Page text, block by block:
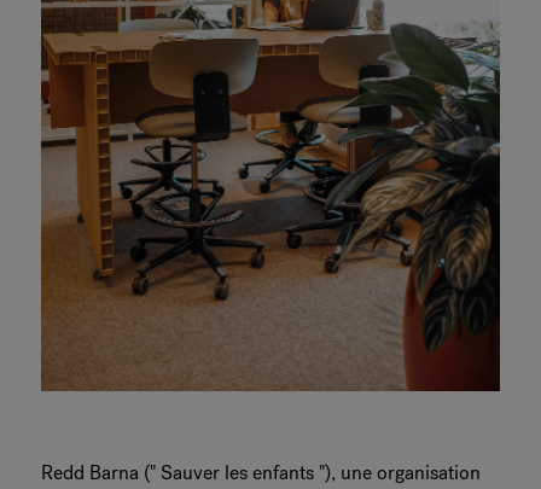
Redd Barna (" Sauver les enfants "), une organisation